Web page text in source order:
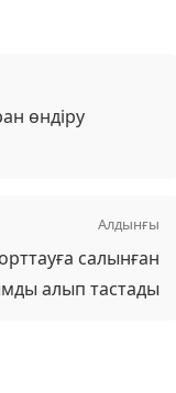
өндіру
Алдынғы
салынған
алып тастады